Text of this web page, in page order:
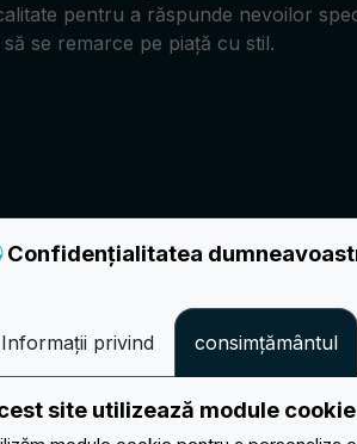
pentru a răspunde nevoilor
se remarce pe piață cu stil.
Confidențialitatea
Informații privind consimțământul
site utilizează module cookie